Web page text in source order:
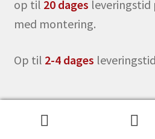
op til 20 dages
med montering.
Op til 2-4 dages